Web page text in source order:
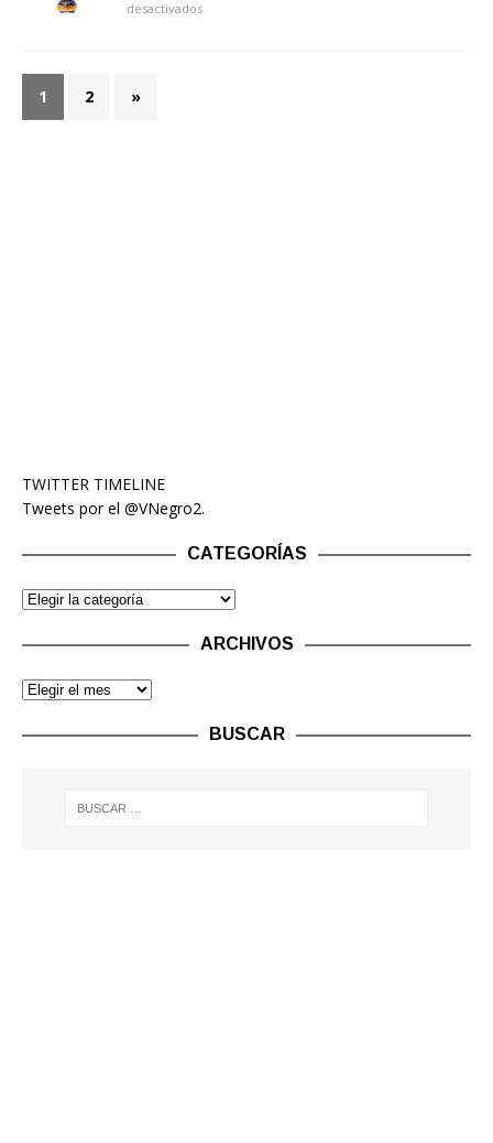
desactivados
1 2 »
TWITTER TIMELINE
Tweets por el @VNegro2.
CATEGORÍAS
ARCHIVOS
BUSCAR